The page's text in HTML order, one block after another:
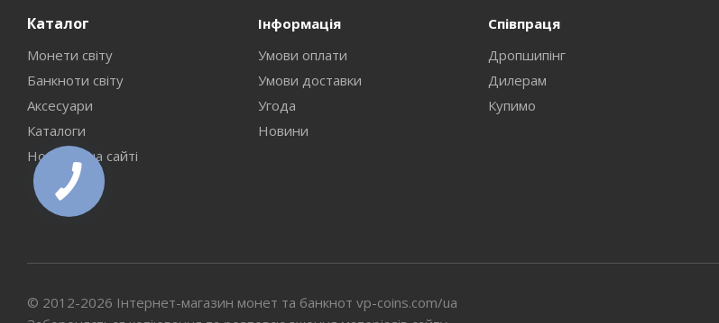
Каталог
Монети світу
Банкноти світу
Аксесуари
Каталоги
Новинки на сайті
Інформація
Умови оплати
Умови доставки
Угода
Новини
Співпраця
Дропшипінг
Дилерам
Купимо
© 2012-2026 Інтернет-магазин монет та банкнот vp-coins.com/ua